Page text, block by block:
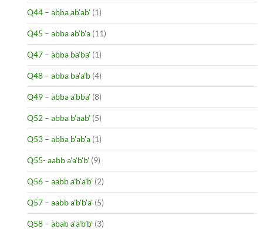
Q44 – abba ab'ab' (1)
Q45 – abba ab'b'a (11)
Q47 – abba ba'ba' (1)
Q48 – abba ba'a'b (4)
Q49 – abba a'bba' (8)
Q52 – abba b'aab' (5)
Q53 – abba b'ab'a (1)
Q55- aabb a'a'b'b' (9)
Q56 – aabb a'b'a'b' (2)
Q57 – aabb a'b'b'a' (5)
Q58 – abab a'a'b'b' (3)